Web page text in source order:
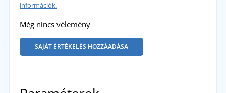
információk.
Még nincs vélemény
SAJÁT ÉRTÉKELÉS HOZZÁADÁSA